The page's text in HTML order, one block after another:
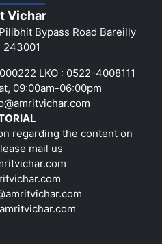
Vichar
Bypass Road Bareilly
243001
LKO : 0522-4008111
09:00am-06:00pm
regarding the content on
mail us